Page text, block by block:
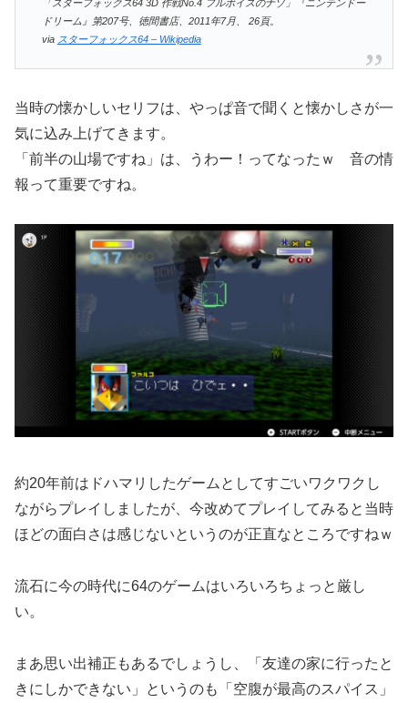
「スターフォックス64 3D 作戦No.4 フルボイスのナゾ」『ニンテンドー
ドリーム』第207号、徳間書店、2011年7月、 26頁。
via スターフォックス64 – Wikipedia
当時の懐かしいセリフは、やっぱ音で聞くと懐かしさが一
気に込み上げてきます。
「前半の山場ですね」は、うわー！ってなったｗ 音の情
報って重要ですね。
約20年前はドハマリしたゲームとしてすごいワクワクし
ながらプレイしましたが、今改めてプレイしてみると当時
ほどの面白さは感じないというのが正直なところですねｗ
流石に今の時代に64のゲームはいろいろちょっと厳し
い。
まあ思い出補正もあるでしょうし、「友達の家に行ったと
きにしかできない」というのも「空腹が最高のスパイス」